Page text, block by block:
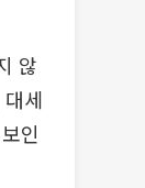
않
세
인